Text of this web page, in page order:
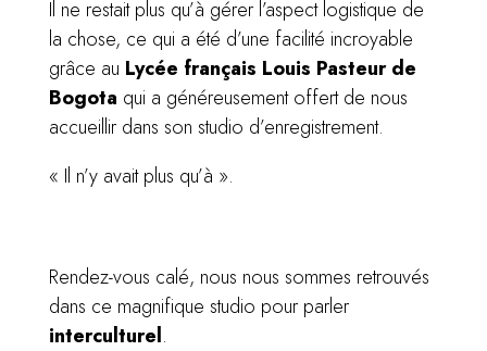
Il ne restait plus qu’à gérer l’aspect logistique de
la chose, ce qui a été d’une facilité incroyable
grâce au Lycée français Louis Pasteur de
Bogota qui a généreusement offert de nous
accueillir dans son studio d’enregistrement.
« Il n’y avait plus qu’à ».
Rendez-vous calé, nous nous sommes retrouvés
dans ce magnifique studio pour parler
interculturel.